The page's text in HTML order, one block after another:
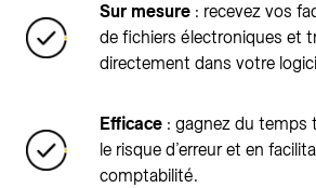
Sur mesure : recevez vos
de fichiers électroniques et
directement dans votre
Efficace : gagnez du temps
le risque d’erreur et en
comptabilité.